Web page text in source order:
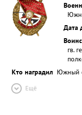
Дата
гв.
Кто наградил Южный
Ещё